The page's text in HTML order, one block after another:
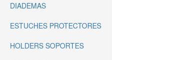
DIADEMAS
ESTUCHES PROTECTORES
HOLDERS SOPORTES